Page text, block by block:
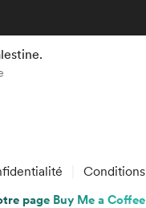
Conditions
page Buy Me a Coffee